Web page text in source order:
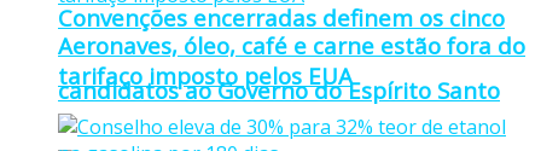
Convenções encerradas definem os cinco
candidatos ao Governo do Espírito Santo
Aeronaves, óleo, café e carne estão fora do
tarifaço imposto pelos EUA